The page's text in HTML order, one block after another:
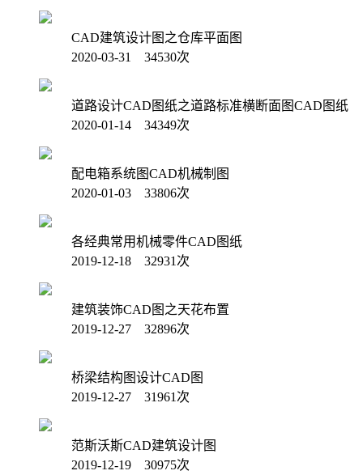
CAD建筑设计图之仓库平面图
2020-03-31 34530次
道路设计CAD图纸之道路标准横断面图CAD图纸
2020-01-14 34349次
配电箱系统图CAD机械制图
2020-01-03 33806次
各经典常用机械零件CAD图纸
2019-12-18 32931次
建筑装饰CAD图之天花布置
2019-12-27 32896次
桥梁结构图设计CAD图
2019-12-27 31961次
范斯沃斯CAD建筑设计图
2019-12-19 30975次